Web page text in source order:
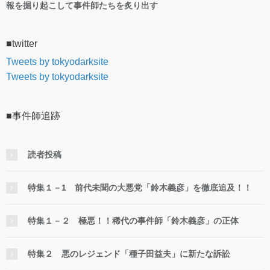
報を掘り起こして事件師たちを炙り出す
■twitter
Tweets by tokyodarksite
Tweets by tokyodarksite
■事件師追跡
読者投稿
特集１－1 前代未聞の大悪党「鈴木義彦」を徹底追及！！
特集１－２ 極悪！！稀代の事件師「鈴木義彦」の正体
特集２ 悪のレジェンド「種子田益夫」に新たな訴訟